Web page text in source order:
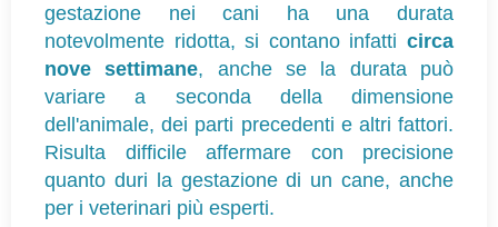
gestazione nei cani ha una durata
notevolmente ridotta, si contano infatti circa
nove settimane, anche se la durata può
variare a seconda della dimensione
dell'animale, dei parti precedenti e altri fattori.
Risulta difficile affermare con precisione
quanto duri la gestazione di un cane, anche
per i veterinari più esperti.